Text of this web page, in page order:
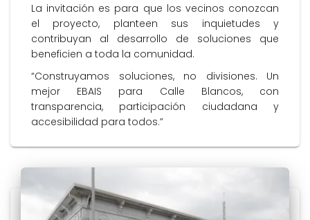
La invitación es para que los vecinos conozcan
el proyecto, planteen sus inquietudes y
contribuyan al desarrollo de soluciones que
beneficien a toda la comunidad.
“Construyamos soluciones, no divisiones. Un
mejor EBAIS para Calle Blancos, con
transparencia, participación ciudadana y
accesibilidad para todos.”